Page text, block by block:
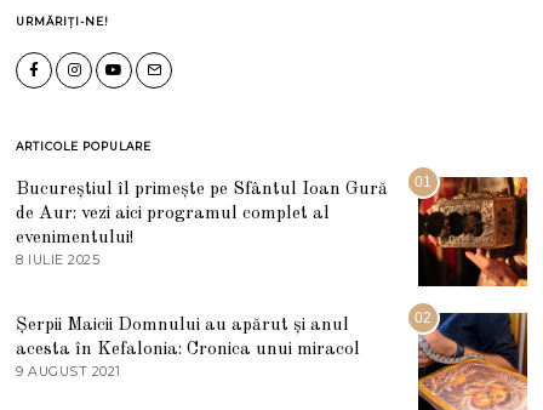
URMĂRIȚI-NE!
ARTICOLE POPULARE
01
Bucureștiul îl primește pe Sfântul Ioan Gură
de Aur: vezi aici programul complet al
evenimentului!
8 IULIE 2025
U
L
I
E
02
Șerpii Maicii Domnului au apărut și anul
acesta în Kefalonia: Cronica unui miracol
9 AUGUST 2021